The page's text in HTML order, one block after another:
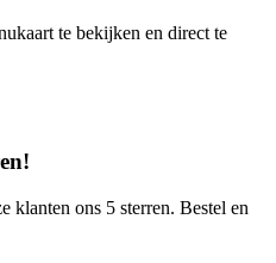
te bekijken en direct te
klanten ons 5 sterren. Bestel en